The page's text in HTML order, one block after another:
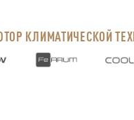
КЛИМАТИЧЕСКОЙ